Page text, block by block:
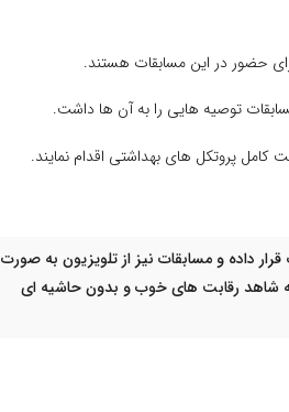
حضور در این مسابقات هستند.
توصیه هایی را به آن ها داشت.
کامل پروتکل های بهداشتی اقدام نمایند.
داده و مسابقات نیز از تلویزیون به صورت
شاهد رقابت های خوب و بدون حاشیه ای